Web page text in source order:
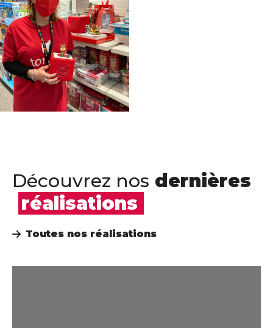
Découvrez nos dernières
réalisations
Toutes nos réalisations